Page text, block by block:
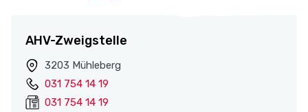
AHV-Zweigstelle
3203 Mühleberg
031 754 14 19
031 754 14 19